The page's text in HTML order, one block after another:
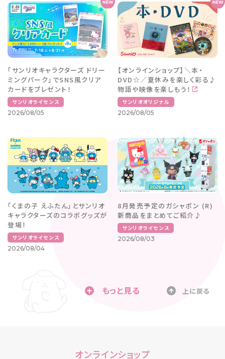
「サンリオキャラクターズ ドリー
ミングパーク」でSNS風クリア
カードをプレゼント！
サンリオライセンス
2026/08/05
【オンラインショップ】＼本・
DVD☆／夏休みを楽しく彩る♪
物語や映像を楽しもう！
サンリオオリジナル
2026/08/05
「くまの子 えふたん」とサンリオ
キャラクターズのコラボグッズが
登場！
サンリオライセンス
2026/08/04
8月発売予定のガシャポン (R)
新商品をまとめてご紹介♪
サンリオライセンス
2026/08/03
もっと見る 上に戻る
オンラインショップ